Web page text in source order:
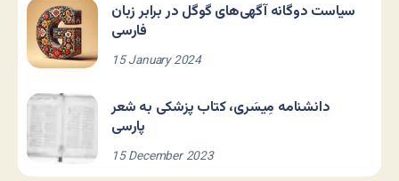
سیاست دوگانه آگهی‌های گوگل در برابر زبان
فارسی
15 January 2024
دانشنامه مِیسَری، کتاب پزشکی به شعر
پارسی
15 December 2023